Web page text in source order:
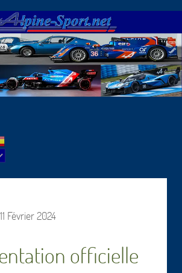
Février 2024
officielle